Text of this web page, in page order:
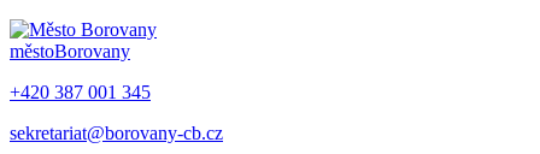
městoBorovany
+420 387 001 345
sekretariat@borovany-cb.cz